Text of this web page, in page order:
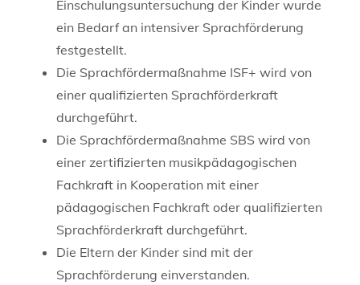
Einschulungsuntersuchung der Kinder wurde
ein Bedarf an intensiver Sprachförderung
festgestellt.
Die Sprachfördermaßnahme ISF+ wird von
einer qualifizierten Sprachförderkraft
durchgeführt.
Die Sprachfördermaßnahme SBS wird von
einer zertifizierten musikpädagogischen
Fachkraft in Kooperation mit einer
pädagogischen Fachkraft oder qualifizierten
Sprachförderkraft durchgeführt.
Die Eltern der Kinder sind mit der
Sprachförderung einverstanden.